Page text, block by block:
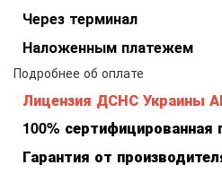
Через терминал
Наложенным платежем
Подробнее об оплате
Лицензия ДСНС Украины
100% сертифицированная
Гарантия от